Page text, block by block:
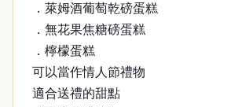
．萊姆酒葡萄乾磅蛋糕
．無花果焦糖磅蛋糕
．檸檬蛋糕
可以當作情人節禮物
適合送禮的甜點